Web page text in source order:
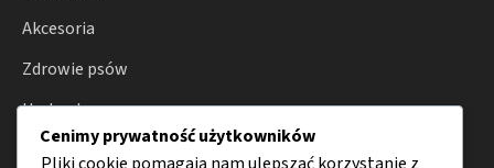
Akcesoria
Zdrowie psów
Hodowla
Cenimy prywatność użytkowników